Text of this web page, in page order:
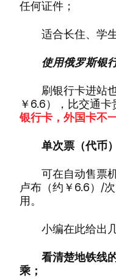
任何证件；
适合长住、学生
使用俄罗斯银
刷银行卡进站也
￥6.6），比交通卡
银行卡，外国卡不
单次票（代币）
可在自动售票机
卢布（约￥6.6）/
用。
小编在此给出
看清楚地铁线
乘；